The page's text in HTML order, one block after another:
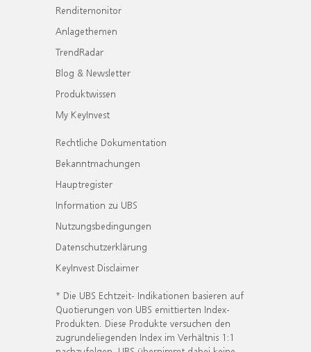
Renditemonitor
Anlagethemen
TrendRadar
Blog & Newsletter
Produktwissen
My KeyInvest
Rechtliche Dokumentation
Bekanntmachungen
Hauptregister
Information zu UBS
Nutzungsbedingungen
Datenschutzerklärung
KeyInvest Disclaimer
* Die UBS Echtzeit- Indikationen basieren auf
Quotierungen von UBS emittierten Index-
Produkten. Diese Produkte versuchen den
zugrundeliegenden Index im Verhältnis 1:1